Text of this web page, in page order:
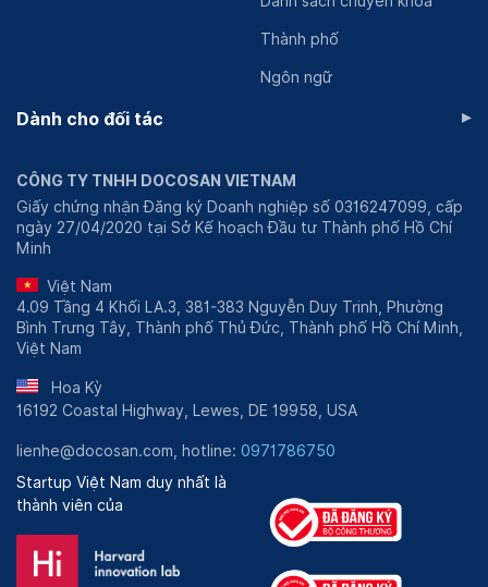
Thành phố
Ngôn ngữ
Dành cho đối tác ▸
CÔNG TY TNHH DOCOSAN VIETNAM
Giấy chứng nhận Đăng ký Doanh nghiệp số 0316247099, cấp
ngày 27/04/2020 tại Sở Kế hoạch Đầu tư Thành phố Hồ Chí
Minh
Việt Nam
4.09 Tầng 4 Khối LA.3, 381-383 Nguyễn Duy Trinh, Phường
Bình Trưng Tây, Thành phố Thủ Đức, Thành phố Hồ Chí Minh,
Việt Nam
Hoa Kỳ
16192 Coastal Highway, Lewes, DE 19958, USA
lienhe@docosan.com, hotline: 0971786750
Startup Việt Nam duy nhất là
thành viên của